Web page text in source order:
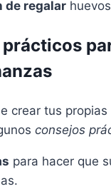
de regalar
crear tus propias
consejos
para hacer que